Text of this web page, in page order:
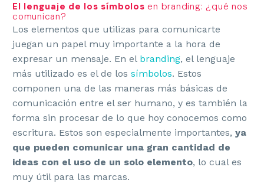
El lenguaje de los símbolos en branding: ¿qué nos
comunican?
Los elementos que utilizas para comunicarte
juegan un papel muy importante a la hora de
expresar un mensaje. En el branding, el lenguaje
más utilizado es el de los símbolos. Estos
componen una de las maneras más básicas de
comunicación entre el ser humano, y es también la
forma sin procesar de lo que hoy conocemos como
escritura. Estos son especialmente importantes, ya
que pueden comunicar una gran cantidad de
ideas con el uso de un solo elemento, lo cual es
muy útil para las marcas.